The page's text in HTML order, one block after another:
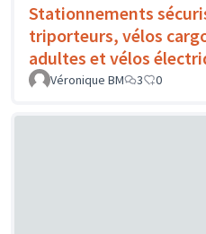
Stationnements
triporteurs, vélos
adultes et vélos
Véronique BM 3 0